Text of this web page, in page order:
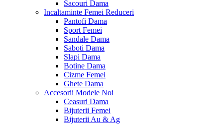
Sacouri Dama
Incaltaminte Femei Reduceri
Pantofi Dama
Sport Femei
Sandale Dama
Saboti Dama
Slapi Dama
Botine Dama
Cizme Femei
Ghete Dama
Accesorii Modele Noi
Ceasuri Dama
Bijuterii Femei
Bijuterii Au & Ag